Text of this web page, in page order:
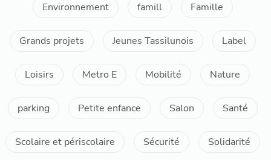
Environnement famill Famille
Grands projets Jeunes Tassilunois Label
Loisirs Metro E Mobilité Nature
parking Petite enfance Salon Santé
Scolaire et périscolaire Sécurité Solidarité